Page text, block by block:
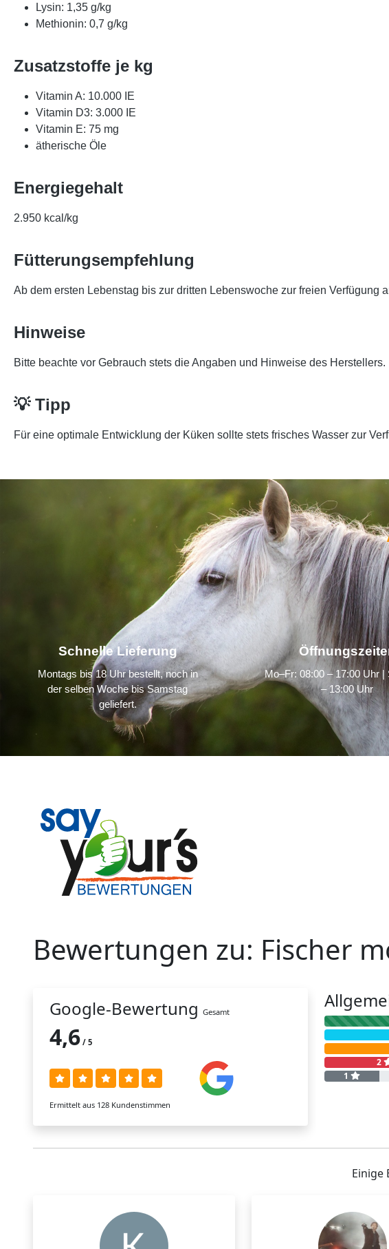
Lysin: 1,35 g/kg
Methionin: 0,7 g/kg
Zusatzstoffe je kg
Vitamin A: 10.000 IE
Vitamin D3: 3.000 IE
Vitamin E: 75 mg
ätherische Öle
Energiegehalt
2.950 kcal/kg
Fütterungsempfehlung
Ab dem ersten Lebenstag bis zur dritten Lebenswoche zur freien Verfügung
Hinweise
Bitte beachte vor Gebrauch stets die Angaben und Hinweise des Herstellers.
💡 Tipp
Für eine optimale Entwicklung der Küken sollte stets frisches Wasser zur
Schnelle Lieferung
Montags bis 18 Uhr bestellt, noch in
der selben Woche bis Samstag
geliefert.
Mo–Fr: 08:00 – 17:00 Uhr |
– 13:00 Uhr